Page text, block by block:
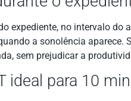
expediente, no intervalo do
a sonolência aparece.
sem prejudicar a
ideal para 10